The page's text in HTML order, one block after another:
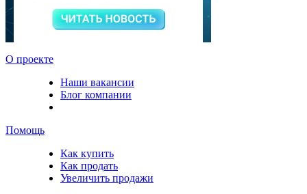
О проекте
Наши вакансии
Блог компании
Помощь
Как купить
Как продать
Увеличить продажи